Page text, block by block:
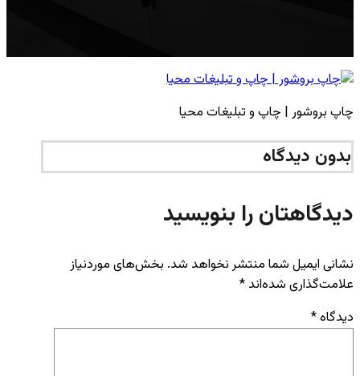
چاپ بروشور | چاپ و تبلیغات محیا
بدون دیدگاه
دیدگاهتان را بنویسید
نشانی ایمیل شما منتشر نخواهد شد. بخش‌های موردنیاز
علامت‌گذاری شده‌اند *
دیدگاه*